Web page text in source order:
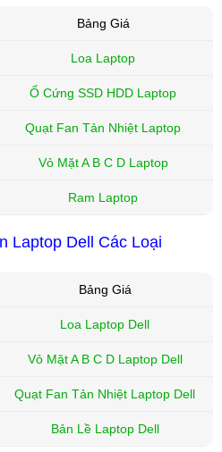
Bảng Giá
Loa Laptop
Ổ Cứng SSD HDD Laptop
Quạt Fan Tản Nhiệt Laptop
Vỏ Mặt A B C D Laptop
Ram Laptop
Laptop Dell Các Loại
Bảng Giá
Loa Laptop Dell
Vỏ Mặt A B C D Laptop Dell
Quạt Fan Tản Nhiệt Laptop Dell
Bản Lề Laptop Dell